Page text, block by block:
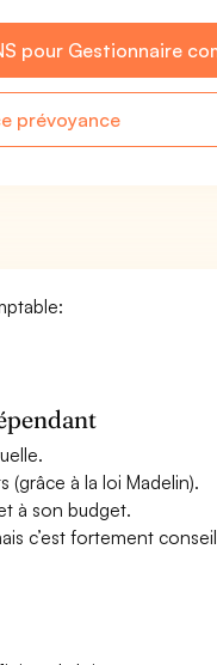
pour Gestionnaire
prévoyance
à la loi Madelin).
à son budget.
c’est fortement